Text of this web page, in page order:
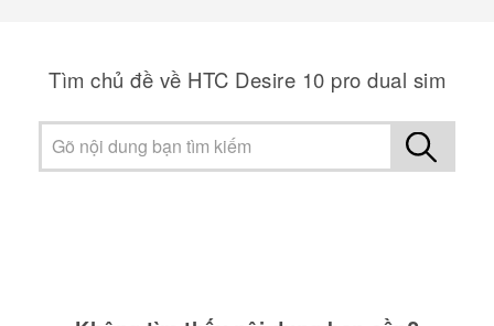
Tìm chủ đề về HTC Desire 10 pro dual sim